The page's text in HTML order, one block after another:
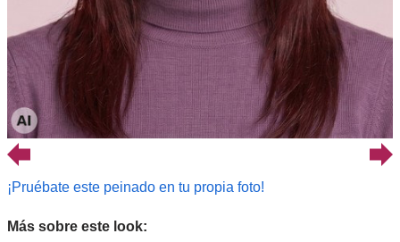
¡Pruébate este peinado en tu propia foto!
Más sobre este look: